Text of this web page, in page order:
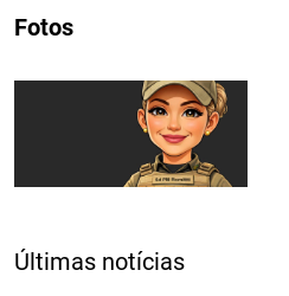
Fotos
Últimas notícias